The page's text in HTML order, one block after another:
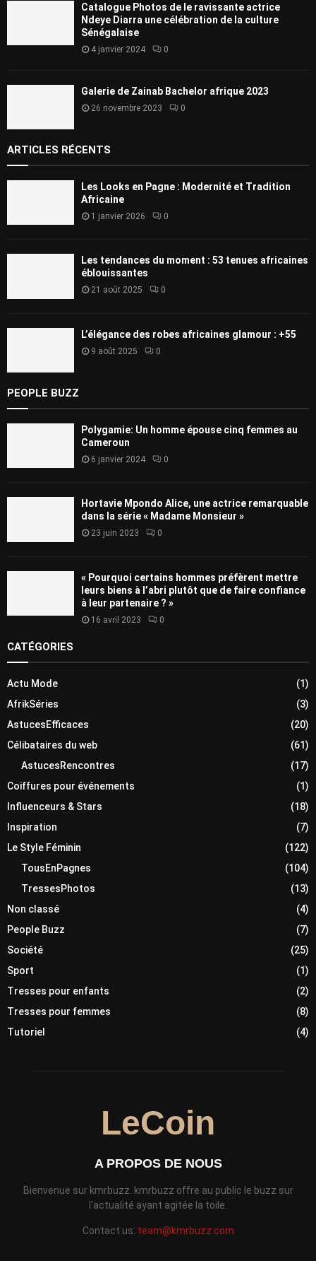
Catalogue Photos de le ravissante actrice
Ndeye Diarra une célébration de la culture
Sénégalaise
4 janvier 2024 0
Galerie de Zainab Bachelor afrique 2023
26 novembre 2023 0
ARTICLES RÉCENTS
Les Looks en Pagne : Modernité et Tradition
Africaine
1 janvier 2026 0
Les tendances du moment : 53 tenues africaines
éblouissantes
21 août 2025 0
L’élégance des robes africaines glamour : +55
9 août 2025 0
PEOPLE BUZZ
Polygamie: Un homme épouse cinq femmes au
Cameroun
6 janvier 2024 0
Hortavie Mpondo Alice, une actrice remarquable
dans la série « Madame Monsieur »
23 juin 2023 0
« Pourquoi certains hommes préfèrent mettre
leurs biens à l’abri plutôt que de faire confiance
à leur partenaire ? »
16 avril 2023 0
CATÉGORIES
Actu Mode
(1)
AfrikSéries
(3)
AstucesEfficaces
(20)
Célibataires du web
(61)
AstucesRencontres
(17)
Coiffures pour événements
(1)
Influenceurs & Stars
(18)
Inspiration
(7)
Le Style Féminin
(122)
TousEnPagnes
(104)
TressesPhotos
(13)
Non classé
(4)
People Buzz
(7)
Société
(25)
Sport
(1)
Tresses pour enfants
(2)
Tresses pour femmes
(8)
Tutoriel
(4)
LeCoin
A PROPOS DE NOUS
Bienvenue sur kmrbuzz. kmrbuzz offre au public le buzz sur
l'actualité ayant agitée la toile.
Contact us: team@kmrbuzz.com